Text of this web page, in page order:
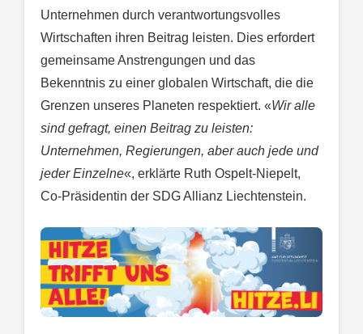
Unternehmen durch verantwortungsvolles
Wirtschaften ihren Beitrag leisten. Dies erfordert
gemeinsame Anstrengungen und das
Bekenntnis zu einer globalen Wirtschaft, die die
Grenzen unseres Planeten respektiert. «Wir alle
sind gefragt, einen Beitrag zu leisten:
Unternehmen, Regierungen, aber auch jede und
jeder Einzelne«, erklärte Ruth Ospelt-Niepelt,
Co-Präsidentin der SDG Allianz Liechtenstein.